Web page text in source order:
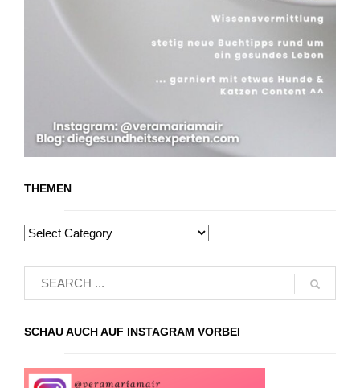
THEMEN
SCHAU AUCH AUF INSTAGRAM VORBEI